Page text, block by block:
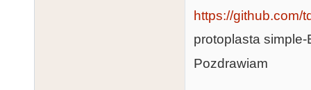
https://github.com/
protoplasta simple-
Pozdrawiam